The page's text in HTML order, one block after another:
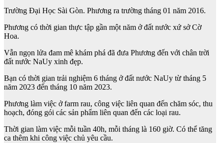
Trường Đại Học Sài Gòn. Phương ra trường tháng 01 năm 2016.
Phương có thời gian thực tập gần một năm ở đất nước xứ sở Cờ
Hoa.
Vẫn ngọn lửa đam mê khám phá đã đưa Phương đến với chân trời
đất nước NaUy xinh đẹp.
Bạn có thời gian trải nghiệm 6 tháng ở đất nước NaUy từ tháng 5
năm 2023 đến tháng 10 năm 2023.
Phương làm việc ở farm rau, công việc liên quan đến chăm sóc, thu
hoạch, đóng gói các sản phẩm liên quan đến các loại rau.
Thời gian làm việc mỗi tuần 40h, mỗi tháng là 160 giờ. Có thể tăng
ca thêm khi công việc chủ yêu cầu.